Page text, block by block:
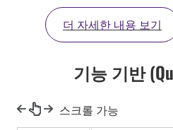
더 자세한 내용 보기
기능 기반
스크롤 가능